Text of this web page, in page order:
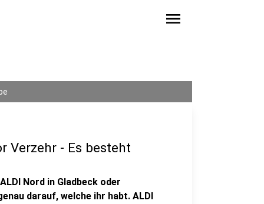
menu
Verzehr - Es besteht
Nord in Gladbeck oder
darauf, welche ihr habt. ALDI